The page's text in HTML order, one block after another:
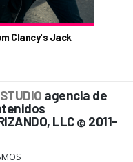
Clancy's Jack
agencia de
LLC © 2011-